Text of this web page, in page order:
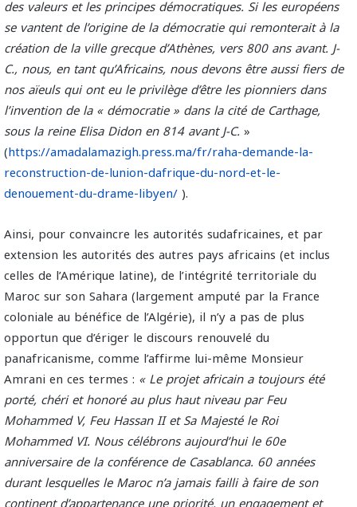
des valeurs et les principes démocratiques. Si les européens
se vantent de l’origine de la démocratie qui remonterait à la
création de la ville grecque d’Athènes, vers 800 ans avant. J-
C., nous, en tant qu’Africains, nous devons être aussi fiers de
nos aïeuls qui ont eu le privilège d’être les pionniers dans
l’invention de la « démocratie » dans la cité de Carthage,
sous la reine Elisa Didon en 814 avant J-C. »
(https://amadalamazigh.press.ma/fr/raha-demande-la-
reconstruction-de-lunion-dafrique-du-nord-et-le-
denouement-du-drame-libyen/ ).
Ainsi, pour convaincre les autorités sudafricaines, et par
extension les autorités des autres pays africains (et inclus
celles de l’Amérique latine), de l’intégrité territoriale du
Maroc sur son Sahara (largement amputé par la France
coloniale au bénéfice de l’Algérie), il n’y a pas de plus
opportun que d’ériger le discours renouvelé du
panafricanisme, comme l’affirme lui-même Monsieur
Amrani en ces termes : «Le projet africain a toujours été
porté, chéri et honoré au plus haut niveau par Feu
Mohammed V, Feu Hassan II et Sa Majesté le Roi
Mohammed VI. Nous célébrons aujourd’hui le 60e
anniversaire de la conférence de Casablanca. 60 années
durant lesquelles le Maroc n’a jamais failli à faire de son